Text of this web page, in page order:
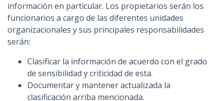
información en particular. Los propietarios serán los
funcionarios a cargo de las diferentes unidades
organizacionales y sus principales responsabilidades
serán:
Clasificar la información de acuerdo con el grado
de sensibilidad y criticidad de esta.
Documentar y mantener actualizada la
clasificación arriba mencionada.